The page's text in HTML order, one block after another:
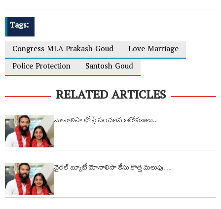
Tags:
Congress MLA Prakash Goud
Love Marriage
Police Protection
Santosh Goud
RELATED ARTICLES
మోనాలిసా భోస్లే సంచలన ఆరోప‌ణ‌లు..
వైరల్ బ్యూటీ మోనాలిసా కేసు కొత్త మలుపు…